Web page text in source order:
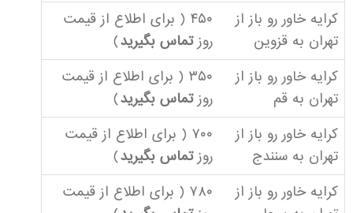
کرایه خاور رو باز از
تهران به قزوین
۴۵۰ ( برای اطلاع از قیمت
روزتماس بگیرید)
کرایه خاور رو باز از
تهران به قم
۳۵۰ ( برای اطلاع از قیمت
روزتماس بگیرید)
کرایه خاور رو باز از
تهران به سنندج
۷۰۰ ( برای اطلاع از قیمت
روزتماس بگیرید)
کرایه خاور رو باز از
۷۸۰ ( برای اطلاع از قیمت